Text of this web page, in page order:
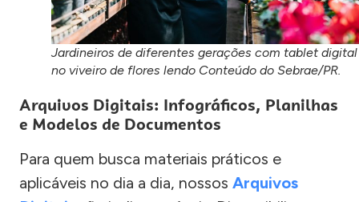
Jardineiros de diferentes gerações com tablet digital
no viveiro de flores lendo Conteúdo do Sebrae/PR.
Arquivos Digitais: Infográficos, Planilhas
e Modelos de Documentos
Para quem busca materiais práticos e
aplicáveis no dia a dia, nossos Arquivos